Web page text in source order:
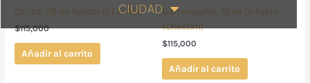
CIUDAD
Cajicá, 09 de Agosto (EL FARO)
$115,000
Añadir al carrito
Barranquilla, 18 de Octubre
(Cheetah)
$115,000
Añadir al carrito